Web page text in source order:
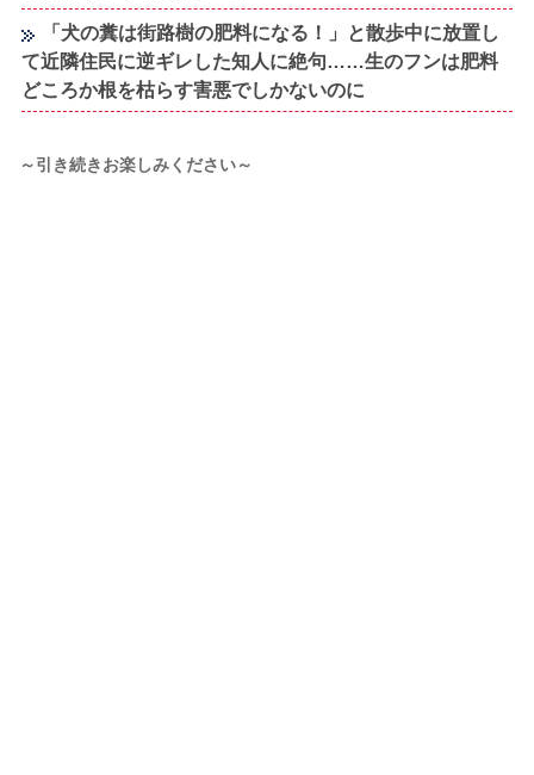
「犬の糞は街路樹の肥料になる！」と散歩中に放置し
て近隣住民に逆ギレした知人に絶句……生のフンは肥料
どころか根を枯らす害悪でしかないのに
～引き続きお楽しみください～